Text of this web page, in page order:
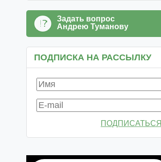
Задать вопрос
Андрею Туманову
ПОДПИСКА НА РАССЫЛКУ
ПОДПИСАТЬСЯ